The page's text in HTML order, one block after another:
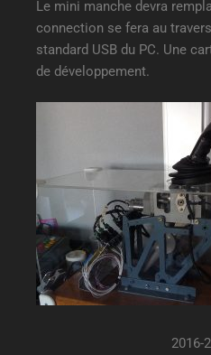
Le mini manche devra
connection se fera au
standard USB du PC. Une
de développement.
2016-